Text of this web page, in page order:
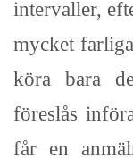
intervaller,
mycket
köra bara
föreslås
får en